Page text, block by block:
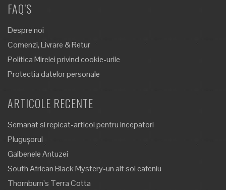
FAQ’S
Despre noi
Comenzi, Livrare & Retur
Politica Mirelei privind cookie-urile
Protectia datelor personale
ARTICOLE RECENTE
Semanat si repicat-articol pentru incepatori
Plugușorul
Galbenele Antuzei
South African Black Mystery-un alt soi cafeniu
Thornburn’s Terra Cotta